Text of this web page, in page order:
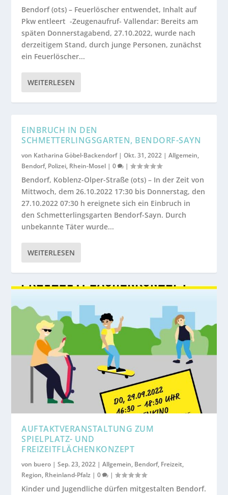
Bendorf (ots) – Feuerlöscher entwendet, Inhalt auf
Pkw entleert -Zeugenaufruf- Vallendar: Bereits am
späten Donnerstagabend, 27.10.2022, wurde nach
derzeitigem Stand, durch junge Personen, zunächst
ein Feuerlöscher...
WEITERLESEN
EINBRUCH IN DEN
SCHMETTERLINGSGARTEN, BENDORF-SAYN
von Katharina Göbel-Backendorf|Okt. 31, 2022 |Allgemein,
Bendorf, Polizei, Rhein-Mosel |0 |
Bendorf, Koblenz-Olper-Straße (ots) – In der Zeit von
Mittwoch, dem 26.10.2022 17:30 bis Donnerstag, den
27.10.2022 07:30 h ereignete sich ein Einbruch in
den Schmetterlingsgarten Bendorf-Sayn. Durch
unbekannte Täter wurde...
WEITERLESEN
AUFTAKTVERANSTALTUNG ZUM
SPIELPLATZ- UND
FREIZEITFLÄCHENKONZEPT
von buero |Sep. 23, 2022 |Allgemein, Bendorf, Freizeit,
Region, Rheinland-Pfalz |0 |
Kinder und Jugendliche dürfen mitgestalten Bendorf.